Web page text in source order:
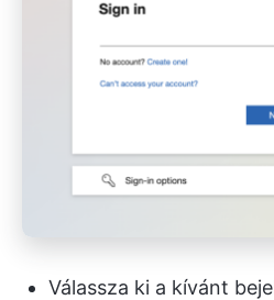
Válassza ki a kívánt